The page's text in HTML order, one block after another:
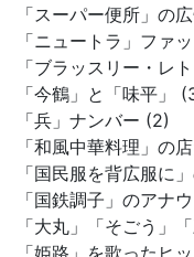
「スーパー便所」の
「ニュートラ」ファ
「ブラッスリー・レ
「今鶴」と「味平」
「兵」ナンバー (2)
「和風中華料理」の
「国民服を背広服に
「国鉄調子」のアナ
「大丸」「そごう」
「姫路」を歌ったヒ